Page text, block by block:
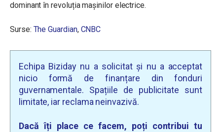
dominant în revoluția mașinilor electrice.
Surse: The Guardian, CNBC
Echipa Biziday nu a solicitat și nu a acceptat
nicio formă de finanțare din fonduri
guvernamentale. Spațiile de publicitate sunt
limitate, iar reclama neinvazivă.
Dacă îți place ce facem, poți contribui tu